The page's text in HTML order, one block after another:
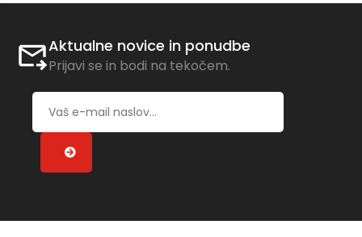
Aktualne novice in ponudbe
Prijavi se in bodi na tekočem.